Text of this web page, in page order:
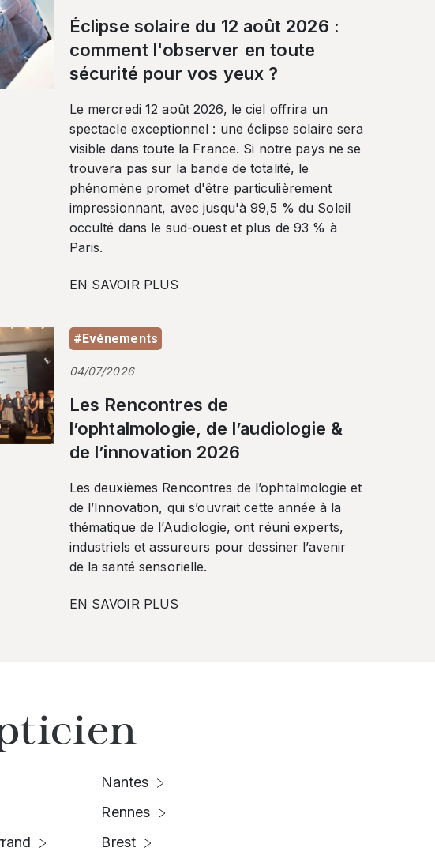
Éclipse solaire du 12 août 2026 :
comment l'observer en toute
sécurité pour vos yeux ?
Le mercredi 12 août 2026, le ciel offrira un
spectacle exceptionnel : une éclipse solaire sera
visible dans toute la France. Si notre pays ne se
trouvera pas sur la bande de totalité, le
phénomène promet d'être particulièrement
impressionnant, avec jusqu'à 99,5 % du Soleil
occulté dans le sud-ouest et plus de 93 % à
Paris.
EN SAVOIR PLUS
#Evénements
04/07/2026
Les Rencontres de
l’ophtalmologie, de l’audiologie &
de l’innovation 2026
Les deuxièmes Rencontres de l’ophtalmologie et
de l’Innovation, qui s’ouvrait cette année à la
thématique de l’Audiologie, ont réuni experts,
industriels et assureurs pour dessiner l’avenir
de la santé sensorielle.
EN SAVOIR PLUS
Nantes
Rennes
Brest